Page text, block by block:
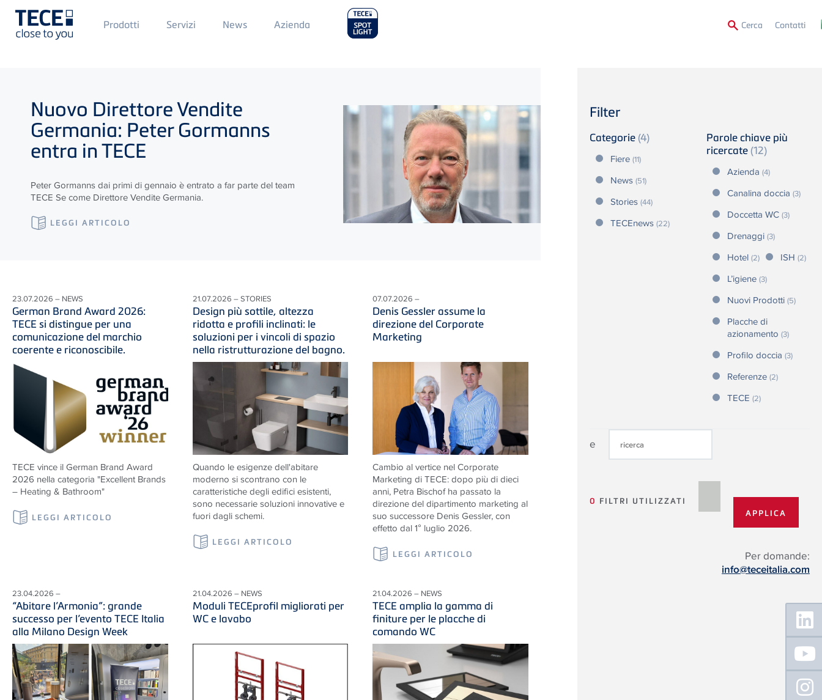
Main
Menü
Prodotti Servizi News Main
Menu
Azienda Cerca Contatti
Filter
Categorie (4)
Fiere (11)
News (51)
Stories (44)
TECEnews (22)
Parole chiave più
ricercate (12)
Azienda (4)
Canalina doccia (3)
Doccetta WC (3)
Drenaggi (3)
Hotel (2) ISH (2)
L’igiene (3)
Nuovi Prodotti (5)
Placche di
azionamento (3)
Profilo doccia (3)
Referenze (2)
TECE (2)
e
0 FILTRI UTILIZZATI
Per domande:
info@teceitalia.com
Nuovo Direttore Vendite
Germania: Peter Gormanns
entra inTECE
Peter Gormanns dai primi di gennaio è entrato a far parte del team
TECE Se come Direttore Vendite Germania.
LEGGI ARTICOLO
23.07.2026 – NEWS
German Brand Award 2026:
TECE si distingue per una
comunicazione del marchio
coerente e riconoscibile.
TECE vince il German Brand Award
2026 nella categoria "Excellent Brands
– Heating & Bathroom"
LEGGI ARTICOLO
21.07.2026 – STORIES
Design più sottile, altezza
ridotta e profili inclinati: le
soluzioni per i vincoli di spazio
nella ristrutturazione del bagno.
Quando le esigenze dell'abitare
moderno si scontrano con le
caratteristiche degli edifici esistenti,
sono necessarie soluzioni innovative e
fuori dagli schemi.
LEGGI ARTICOLO
07.07.2026 –
Denis Gessler assume la
direzione del Corporate
Marketing
Cambio al vertice nel Corporate
Marketing di TECE: dopo più di dieci
anni, Petra Bischof ha passato la
direzione del dipartimento marketing al
suo successore Denis Gessler, con
effetto dal 1° luglio 2026.
LEGGI ARTICOLO
23.04.2026 –
“Abitare l’Armonia”: grande
successo per l’evento TECE Italia
alla Milano Design Week
21.04.2026 – NEWS
Moduli TECEprofil migliorati per
WC e lavabo
21.04.2026 – NEWS
TECE amplia la gamma di
finiture per le placche di
comando WC
Floating